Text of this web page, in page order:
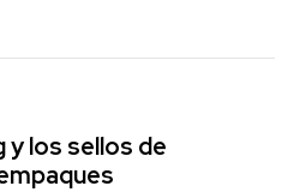
y los sellos de